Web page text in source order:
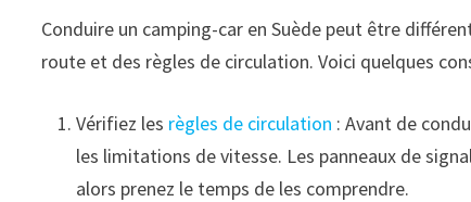
Conduire un camping-car en Suède peut être
route et des règles de circulation. Voici quelques
Vérifiez les règles de circulation : Avant de
les limitations de vitesse. Les panneaux de
alors prenez le temps de les comprendre.